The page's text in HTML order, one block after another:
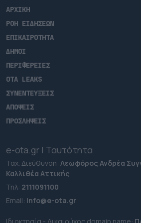
ΑΡΧΙΚΗ
ΡΟΗ ΕΙΔΗΣΕΩΝ
ΕΠΙΚΑΙΡΟΤΗΤΑ
ΔΗΜΟΙ
ΠΕΡΙΦΕΡΕΙΕΣ
OTA LEAKS
ΣΥΝΕΝΤΕΥΞΕΙΣ
ΑΠΟΨΕΙΣ
ΠΡΟΣΛΗΨΕΙΣ
e-ota.gr | Ταυτότητα
Ταχ. Διεύθυνση: Λεωφόρος Ανδρέα
Καλλιθέα Αττικής
Τηλ: 2111091100
Εmail: info@e-ota.gr